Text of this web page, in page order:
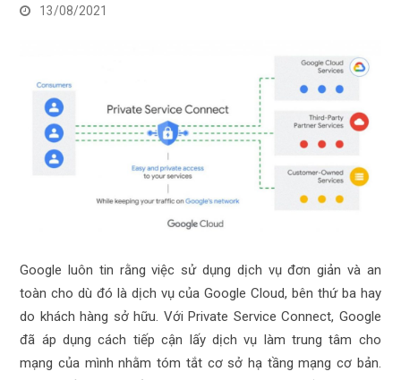
13/08/2021
Google luôn tin rằng việc sử dụng dịch vụ đơn giản và an
toàn cho dù đó là dịch vụ của Google Cloud, bên thứ ba hay
do khách hàng sở hữu. Với Private Service Connect, Google
đã áp dụng cách tiếp cận lấy dịch vụ làm trung tâm cho
mạng của mình nhằm tóm tắt cơ sở hạ tầng mạng cơ bản.